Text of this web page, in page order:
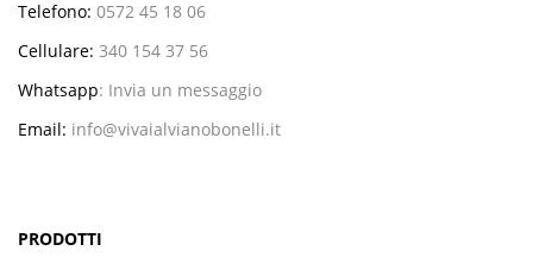
Telefono: 0572 45 18 06
Cellulare: 340 154 37 56
Whatsapp: Invia un messaggio
Email: info@vivaialvianobonelli.it
PRODOTTI